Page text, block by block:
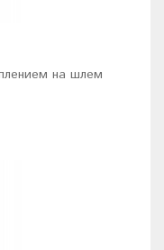
на шлем